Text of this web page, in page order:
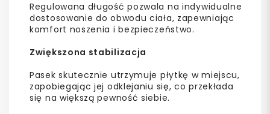
Regulowana długość pozwala na indywidualne
dostosowanie do obwodu ciała, zapewniając
komfort noszenia i bezpieczeństwo.
Zwiększona stabilizacja
Pasek skutecznie utrzymuje płytkę w miejscu,
zapobiegając jej odklejaniu się, co przekłada
się na większą pewność siebie.